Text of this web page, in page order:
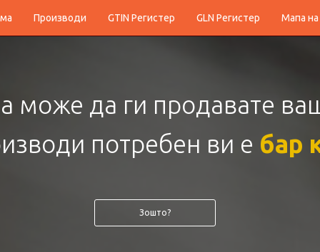
Производи GTIN Регистер GLN Регистер Мапа
гиредовитена касаи
на
Како?